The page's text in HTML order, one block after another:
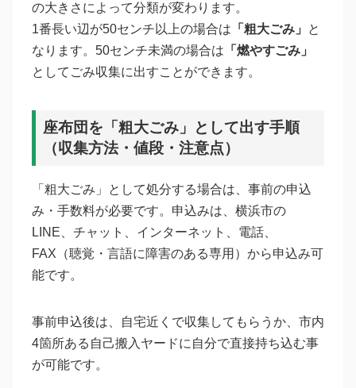
の大きさによって分類が変わります。
1番長い辺が50センチ以上の場合は 「粗大ごみ」
と
なります。50センチ未満の場合は 「燃やすごみ」
としてごみ収集に出すことができます。
座布団を「粗大ごみ」として出す手順
（収集方法・値段・注意点）
「粗大ごみ」として処分する場合は、事前の申込
み・手数料が必要です。申込みは、横浜市の
LINE、チャット、インターネット、電話、
FAX（聴覚・言語に障害のある専用）から申込み可
能です。
事前申込後は、自宅近くで収集してもらうか、市内
4箇所ある自己搬入ヤードに自分で直接持ち込む事
が可能です。